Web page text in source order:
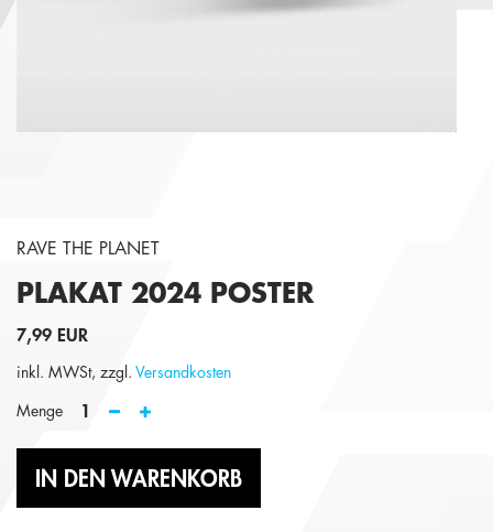
RAVE THE PLANET
PLAKAT 2024 POSTER
7,99 EUR
inkl. MWSt, zzgl. Versandkosten
Menge
1
IN DEN WARENKORB